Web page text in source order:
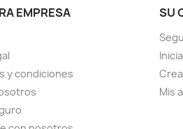
EMPRESA
y condiciones
SU
Mis